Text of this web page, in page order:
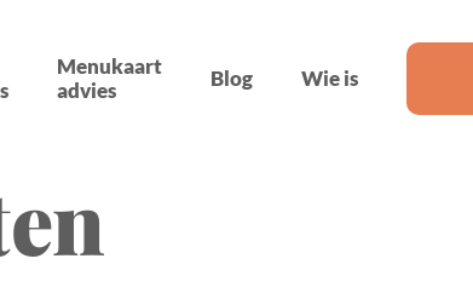
Menukaart
advies
Blog Wie is